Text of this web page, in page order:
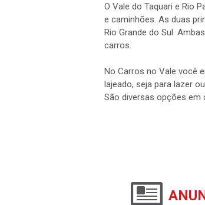
O Vale do Taquari e Rio
e caminhões. As duas
Rio Grande do Sul.
carros.
No Carros no Vale você
lajeado, seja para lazer
São diversas opções em